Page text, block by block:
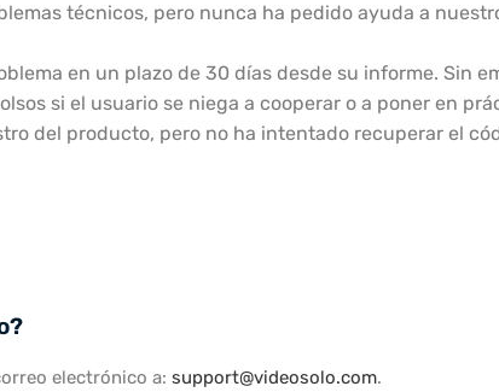
técnicos, pero nunca ha pedido ayuda a
en un plazo de 30 días desde su informe. Sin
si el usuario se niega a cooperar o a poner en
del producto, pero no ha intentado recuperar el
electrónico a: support@videosolo.com.